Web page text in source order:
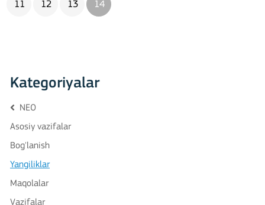
11 12 13 14
Kategoriyalar
NEO
Asosiy vazifalar
Bog'lanish
Yangiliklar
Maqolalar
Vazifalar